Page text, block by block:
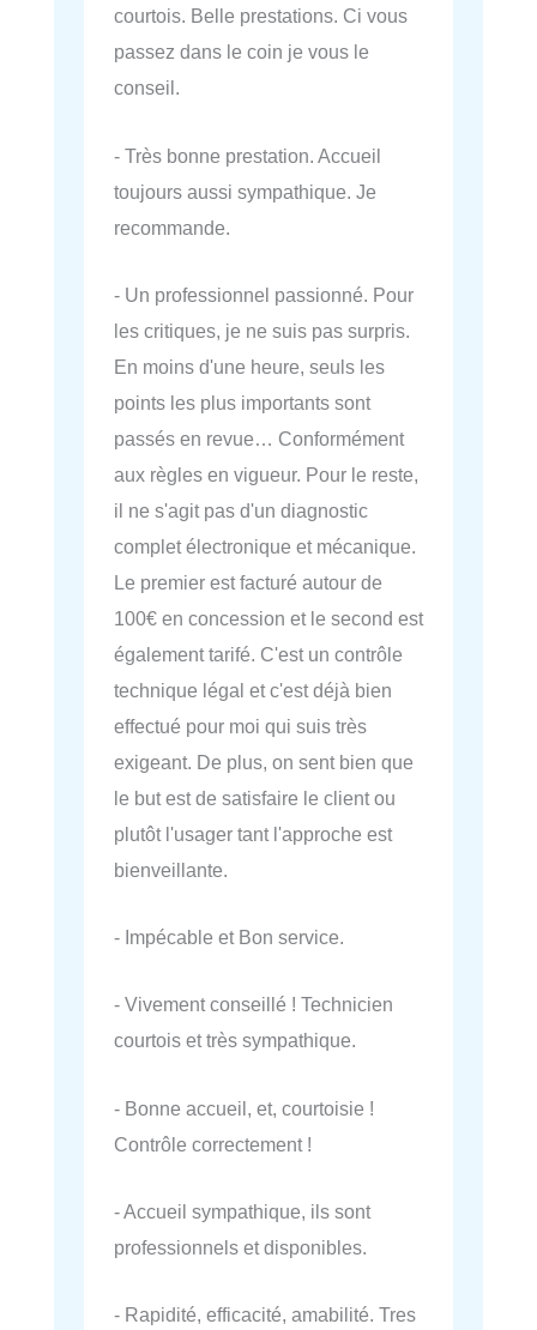
courtois. Belle prestations. Ci vous
passez dans le coin je vous le
conseil.
- Très bonne prestation. Accueil
toujours aussi sympathique. Je
recommande.
- Un professionnel passionné. Pour
les critiques, je ne suis pas surpris.
En moins d'une heure, seuls les
points les plus importants sont
passés en revue… Conformément
aux règles en vigueur. Pour le reste,
il ne s'agit pas d'un diagnostic
complet électronique et mécanique.
Le premier est facturé autour de
100€ en concession et le second est
également tarifé. C'est un contrôle
technique légal et c'est déjà bien
effectué pour moi qui suis très
exigeant. De plus, on sent bien que
le but est de satisfaire le client ou
plutôt l'usager tant l'approche est
bienveillante.
- Impécable et Bon service.
- Vivement conseillé ! Technicien
courtois et très sympathique.
- Bonne accueil, et, courtoisie !
Contrôle correctement !
- Accueil sympathique, ils sont
professionnels et disponibles.
- Rapidité, efficacité, amabilité. Tres